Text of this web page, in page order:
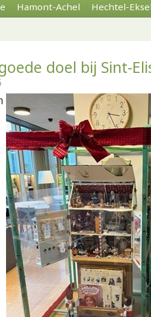
Hamont-Achel Hechtel-
doel bij Sint-